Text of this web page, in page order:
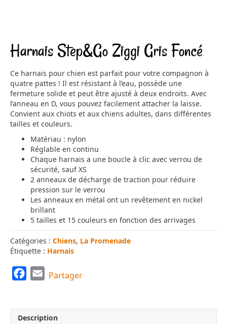
Harnais Step&Go Ziggi Gris Foncé
Ce harnais pour chien est parfait pour votre compagnon à
quatre pattes ! Il est résistant à l’eau, possède une
fermeture solide et peut être ajusté à deux endroits. Avec
l’anneau en D, vous pouvez facilement attacher la laisse.
Convient aux chiots et aux chiens adultes, dans différentes
tailles et couleurs.
Matériau : nylon
Réglable en continu
Chaque harnais a une boucle à clic avec verrou de
sécurité, sauf XS
2 anneaux de décharge de traction pour réduire
pression sur le verrou
Les anneaux en métal ont un revêtement en nickel
brillant
5 tailles et 15 couleurs en fonction des arrivages
Catégories : Chiens, La Promenade
Étiquette : Harnais
e
i
Partager
Description